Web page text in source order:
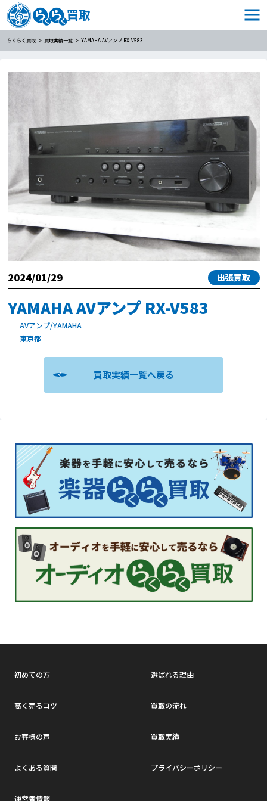
らくらく買取 買取実績一覧 YAMAHA AVアンプ RX-V583
2024/01/29 出張買取
YAMAHA AVアンプ RX-V583
AVアンプ/YAMAHA
東京都
買取実績一覧へ戻る
初めての方 選ばれる理由
高く売るコツ 買取の流れ
お客様の声 買取実績
よくある質問 プライバシーポリシー
運営者情報